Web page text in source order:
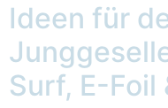
Ideen für
Surf, E-Foil